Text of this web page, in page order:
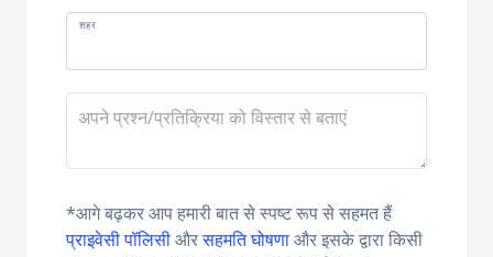
शहर
*आगे बढ़कर आप हमारी बात से स्पष्ट रूप से सहमत हैं
प्राइवेसी पॉलिसीऔरसहमति घोषणाऔर इसके द्वारा किसी